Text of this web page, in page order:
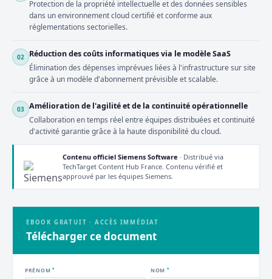
Protection de la propriété intellectuelle et des données sensibles
dans un environnement cloud certifié et conforme aux
réglementations sectorielles.
02
Réduction des coûts informatiques via le modèle SaaS
Élimination des dépenses imprévues liées à l'infrastructure sur site
grâce à un modèle d'abonnement prévisible et scalable.
03 Amélioration de l'agilité et de la continuité opérationnelle
Collaboration en temps réel entre équipes distribuées et continuité
d'activité garantie grâce à la haute disponibilité du cloud.
Contenu officiel Siemens Software · Distribué via
TechTarget Content Hub France. Contenu vérifié et
approuvé par les équipes Siemens.
EBOOK GRATUIT · ACCÈS IMMÉDIAT
Télécharger ce document
PRÉNOM * NOM *